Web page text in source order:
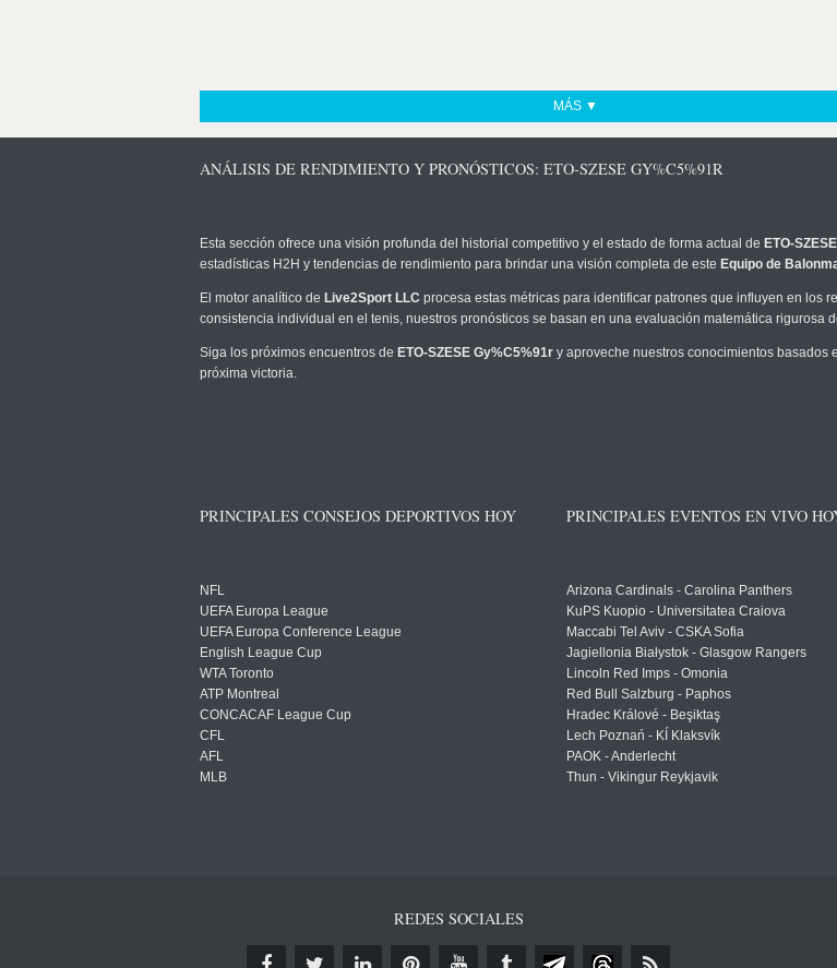
MÁS ▼
ANÁLISIS DE RENDIMIENTO Y PRONÓSTICOS: ETO-SZESE GY%C5%91R
Esta sección ofrece una visión profunda del historial competitivo y el estado de forma actual de ETO-
estadísticas H2H y tendencias de rendimiento para brindar una visión completa de este Equipo de
El motor analítico de Live2Sport LLC procesa estas métricas para identificar patrones que influyen en los
consistencia individual en el tenis, nuestros pronósticos se basan en una evaluación matemática rigurosa
Siga los próximos encuentros de ETO-SZESE Gy%C5%91r y aproveche nuestros conocimientos basados
próxima victoria.
PRINCIPALES CONSEJOS DEPORTIVOS HOY
NFL
UEFA Europa League
UEFA Europa Conference League
English League Cup
WTA Toronto
ATP Montreal
CONCACAF League Cup
CFL
AFL
MLB
PRINCIPALES EVENTOS EN VIVO
Arizona Cardinals - Carolina Panthers
KuPS Kuopio - Universitatea Craiova
Maccabi Tel Aviv - CSKA Sofia
Jagiellonia Białystok - Glasgow Rangers
Lincoln Red Imps - Omonia
Red Bull Salzburg - Paphos
Hradec Králové - Beşiktaş
Lech Poznań - KÍ Klaksvík
PAOK - Anderlecht
Thun - Vikingur Reykjavik
REDES SOCIALES